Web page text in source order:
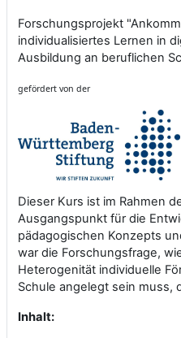
Forschungsprojekt
individualisiertes Lernen in
Ausbildung an beruflichen
gefördert von der
Dieser Kurs ist im Rahmen
Ausgangspunkt für die
pädagogischen Konzepts
war die Forschungsfrage,
Heterogenität individuelle
Schule angelegt sein muss,
Inhalt: